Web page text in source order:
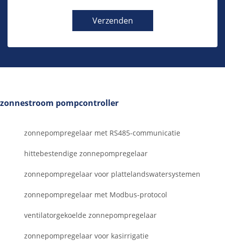
Verzenden
zonnestroom pompcontroller
zonnepompregelaar met RS485-communicatie
hittebestendige zonnepompregelaar
zonnepompregelaar voor plattelandswatersystemen
zonnepompregelaar met Modbus-protocol
ventilatorgekoelde zonnepompregelaar
zonnepompregelaar voor kasirrigatie